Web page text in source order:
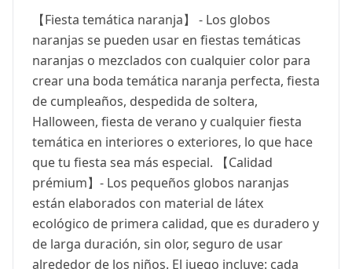
【Fiesta temática naranja】 - Los globos
naranjas se pueden usar en fiestas temáticas
naranjas o mezclados con cualquier color para
crear una boda temática naranja perfecta, fiesta
de cumpleaños, despedida de soltera,
Halloween, fiesta de verano y cualquier fiesta
temática en interiores o exteriores, lo que hace
que tu fiesta sea más especial. 【Calidad
prémium】- Los pequeños globos naranjas
están elaborados con material de látex
ecológico de primera calidad, que es duradero y
de larga duración, sin olor, seguro de usar
alrededor de los niños. El juego incluye: cada